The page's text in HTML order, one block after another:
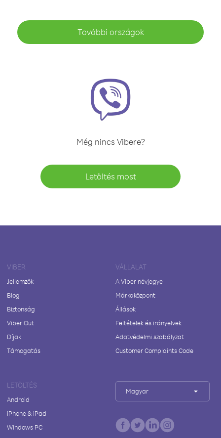
További országok
Még nincs Vibere?
Letöltés most
VIBER
Jellemzők
Blog
Biztonság
Viber Out
Díjak
Támogatás
VÁLLALAT
A Viber névjegye
Márkaközpont
Állások
Feltételek és irányelvek
Adatvédelmi szabályzat
Customer Complaints Code
LETÖLTÉS
Android
iPhone & iPad
Windows PC
Magyar